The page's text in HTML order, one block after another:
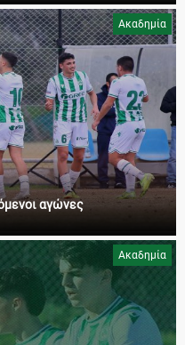
Ακαδημία
αγώνες
Ακαδημία